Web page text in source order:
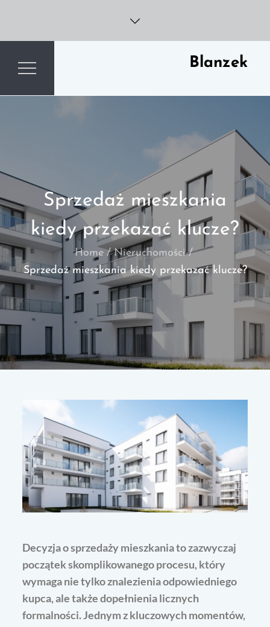
content
Blanzek
Sprzedaż mieszkania
kiedy przekazać klucze?
Home
Nieruchomości
Sprzedaż mieszkania kiedy przekazać klucze?
Decyzja o sprzedaży mieszkania to zazwyczaj
początek skomplikowanego procesu, który
wymaga nie tylko znalezienia odpowiedniego
kupca, ale także dopełnienia licznych
formalności. Jednym z kluczowych momentów,